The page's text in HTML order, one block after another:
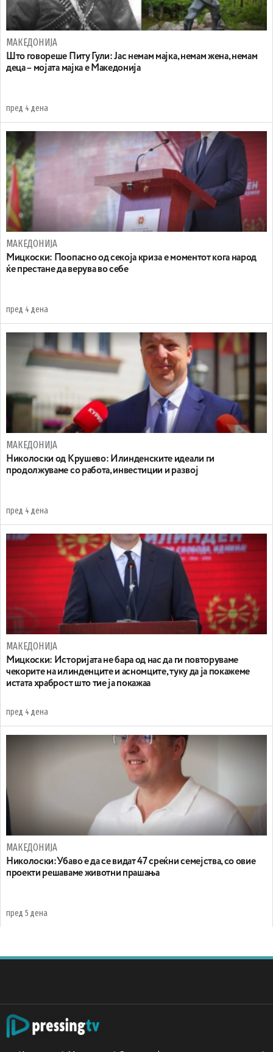
МАКЕДОНИЈА
Што говореше Питу Гули: Јас немам мајка, немам жена, немам
деца – мојата мајка е Македонија
пред 4 дена
МАКЕДОНИЈА
Мицкоски: Поопасно од секоја криза е моментот кога народ
ќе престане да верува во себе
пред 4 дена
МАКЕДОНИЈА
Николоски од Крушево: Илинденските идеали ги
продолжуваме со работа, инвестиции и развој
пред 4 дена
МАКЕДОНИЈА
Мицкоски: Историјата не бара од нас да ги повторуваме
чекорите на илинденците и асномците, туку да ја покажеме
истата храброст што тие ја покажаа
пред 4 дена
МАКЕДОНИЈА
Николоски:Убаво е да се видат 47 среќни семејства, со овие
проекти решаваме животни прашања
пред 5 дена